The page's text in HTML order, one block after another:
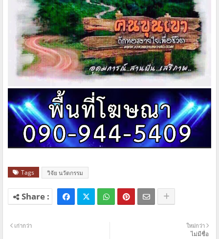
Tags วิจัย นวัตกรรม
ใหม่กว่า
ไม่มีชื่อ
เก่ากว่า